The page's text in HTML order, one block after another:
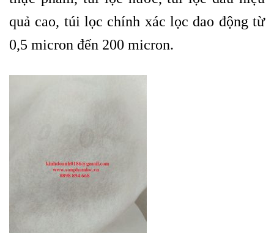
quả cao, túi lọc chính xác lọc dao động từ
0,5 micron đến 200 micron.